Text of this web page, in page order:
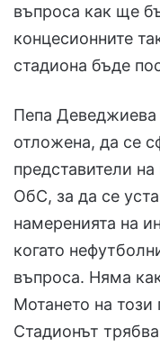
въпроса как ще
концесионните
стадиона бъде
Пепа Деведжиева
отложена, да се
представители
ОбС, за да се
намеренията на
когато
въпроса. Няма
Мотането на
Стадионът